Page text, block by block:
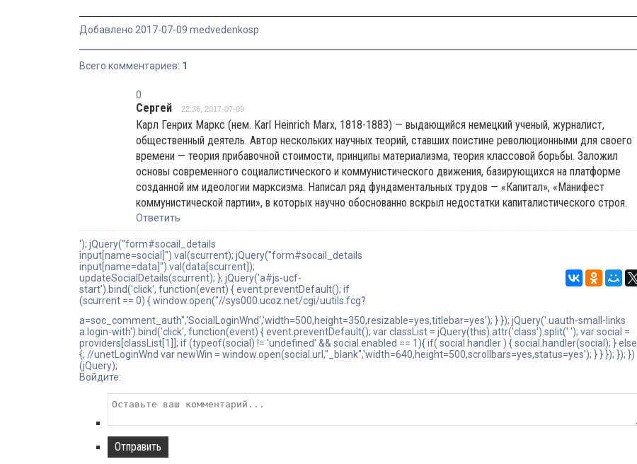
Добавлено 2017-07-09 medvedenkosp
Всего комментариев: 1
0
Сергей 22:36, 2017-07-09
Карл Генрих Маркс (нем. Karl Heinrich Marx, 1818-1883) — выдающийся немецкий ученый, журналист,
общественный деятель. Автор нескольких научных теорий, ставших поистине революционными для своего
времени — теория прибавочной стоимости, принципы материализма, теория классовой борьбы. Заложил
основы современного социалистического и коммунистического движения, базирующихся на платформе
созданной им идеологии марксизма. Написал ряд фундаментальных трудов — «Капитал», «Манифест
коммунистической партии», в которых научно обоснованно вскрыл недостатки капиталистического строя.
Ответить
'); jQuery("form#socail_details
input[name=social]").val(scurrent); jQuery("form#socail_details
input[name=data]").val(data[scurrent]);
updateSocialDetails(scurrent); }; jQuery('a#js-ucf-
start').bind('click', function(event) { event.preventDefault(); if
(scurrent == 0) { window.open("//sys000.ucoz.net/cgi/uutils.fcg?
a=soc_comment_auth",'SocialLoginWnd','width=500,height=350,resizable=yes,titlebar=yes'); } }); jQuery('.uauth-small-links
a.login-with').bind('click', function(event) { event.preventDefault(); var classList = jQuery(this).attr('class').split(' '); var social =
providers[classList[1]]; if (typeof(social) != 'undefined' && social.enabled == 1){ if( social.handler ) { social.handler(social); } else
{; //unetLoginWnd var newWin = window.open(social.url,"_blank",'width=640,height=500,scrollbars=yes,status=yes'); } } }); }); })
(jQuery);
Войдите:
Отправить